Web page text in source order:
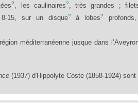
? , les caulinaires? , très grandes ;
8-15, sur un disque? à lobes?
méditerranéenne jusque dans
(1937) d'Hippolyte Coste (1858-1924)